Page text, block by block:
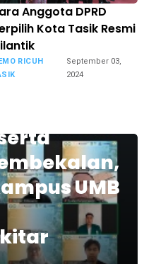
Anggota DPRD
Kota Tasik Resmi
RICUH
September 03,
2024
UMB